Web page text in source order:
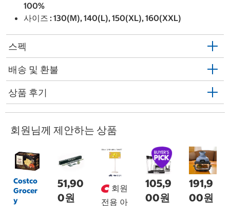
100%
사이즈 : 130(M), 140(L), 150(XL), 160(XXL)
스펙
배송 및 환불
상품 후기
회원님께 제안하는 상품
Costco
Grocer
y
51,90
0원
회원
전용 아
105,9
00원
191,9
00원